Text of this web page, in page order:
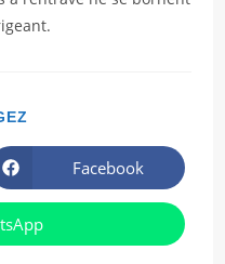
CONTENU
Ouvrir
dans
une
Facebook